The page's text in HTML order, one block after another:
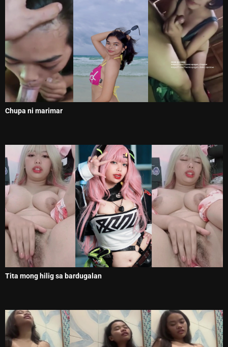
Chupa ni marimar
Tita mong hilig sa bardugalan